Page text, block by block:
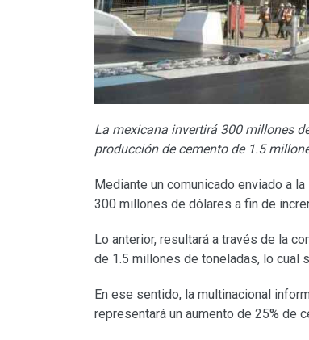
La mexicana invertirá 300 millones
producción de cemento de 1.5
Mediante un comunicado enviado a
300 millones de dólares a fin de
Lo anterior, resultará a través de la
de 1.5 millones de toneladas, lo cual
En ese sentido, la multinacional
representará un aumento de 25% de